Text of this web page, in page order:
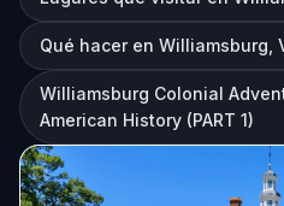
Qué hacer en Williamsburg,
Williamsburg Colonial
American History (PART 1)